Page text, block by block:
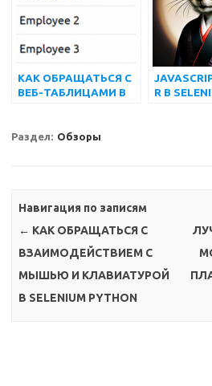
КАК ОБРАЩАТЬСЯ С
ВЕБ-ТАБЛИЦАМИ В
R В
Раздел: Обзоры
Навигация по записям
← КАК ОБРАЩАТЬСЯ С
ВЗАИМОДЕЙСТВИЕМ С
МЫШЬЮ И КЛАВИАТУРОЙ
В SELENIUM PYTHON